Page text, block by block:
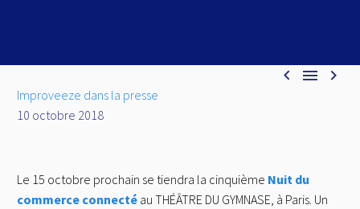
  
Improveeze dans la presse
10 octobre 2018
Le 15 octobre prochain se tiendra la cinquième Nuit du
commerce connecté au THÉÂTRE DU GYMNASE, à Paris. Un